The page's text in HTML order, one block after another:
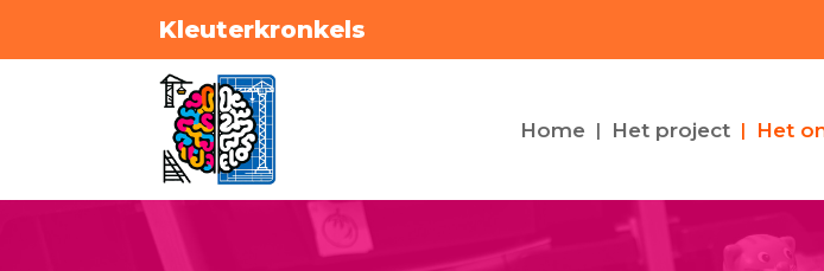
Kleuterkronkels
Home Het project Het